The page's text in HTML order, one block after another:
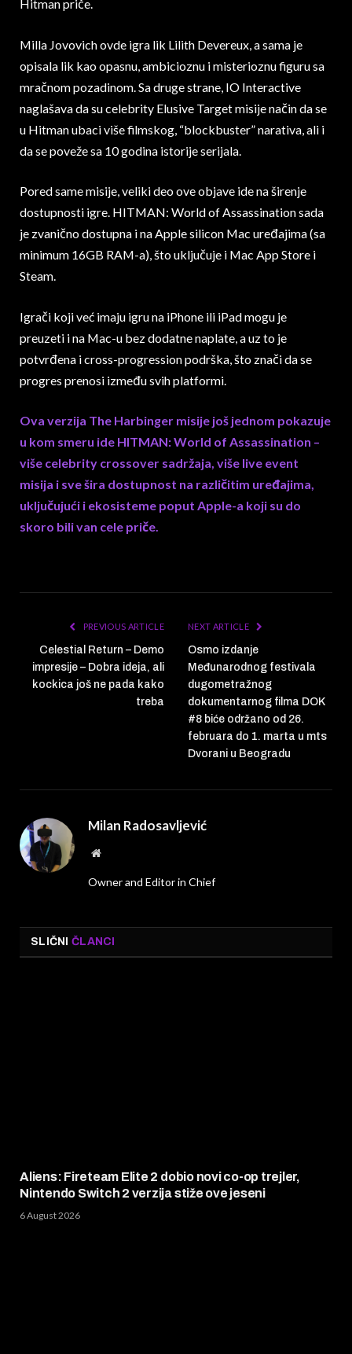
Hitman priče.
Milla Jovovich ovde igra lik Lilith Devereux, a sama je
opisala lik kao opasnu, ambicioznu i misterioznu figuru sa
mračnom pozadinom. Sa druge strane, IO Interactive
naglašava da su celebrity Elusive Target misije način da se
u Hitman ubaci više filmskog, “blockbuster” narativa, ali i
da se poveže sa 10 godina istorije serijala.
Pored same misije, veliki deo ove objave ide na širenje
dostupnosti igre. HITMAN: World of Assassination sada
je zvanično dostupna i na Apple silicon Mac uređajima (sa
minimum 16GB RAM-a), što uključuje i Mac App Store i
Steam.
Igrači koji već imaju igru na iPhone ili iPad mogu je
preuzeti i na Mac-u bez dodatne naplate, a uz to je
potvrđena i cross-progression podrška, što znači da se
progres prenosi između svih platformi.
Ova verzija The Harbinger misije još jednom pokazuje
u kom smeru ide HITMAN: World of Assassination –
više celebrity crossover sadržaja, više live event
misija i sve šira dostupnost na različitim uređajima,
uključujući i ekosisteme poput Apple-a koji su do
skoro bili van cele priče.
PREVIOUS ARTICLE
Celestial Return – Demo
impresije – Dobra ideja, ali
kockica još ne pada kako
treba
NEXT ARTICLE
Osmo izdanje
Međunarodnog festivala
dugometražnog
dokumentarnog filma DOK
#8 biće održano od 26.
februara do 1. marta u mts
Dvorani u Beogradu
Milan Radosavljević
Website
Owner and Editor in Chief
SLIČNI ČLANCI
Aliens: Fireteam Elite 2 dobio novi co-op trejler,
Nintendo Switch 2 verzija stiže ove jeseni
6 August 2026